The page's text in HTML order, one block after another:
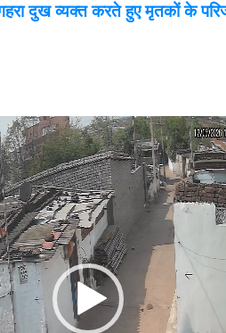
दुख व्यक्त करते हुए मृतकों के